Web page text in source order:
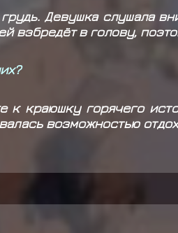
Девушка слушала
взбредёт в голову,
к краюшку горячего
возможностью